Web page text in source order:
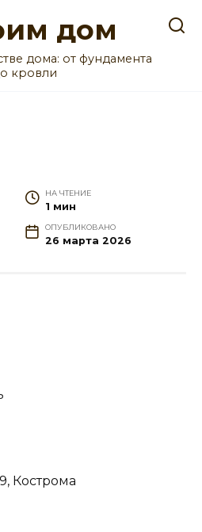
дом
дома: от фундамента
кровли
НА ЧТЕНИЕ
1 мин
ОПУБЛИКОВАНО
26 марта 2026
Кострома